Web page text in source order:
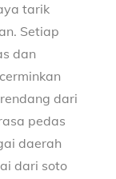
tarik
Setiap
dan
dari
pedas
daerah
dari soto